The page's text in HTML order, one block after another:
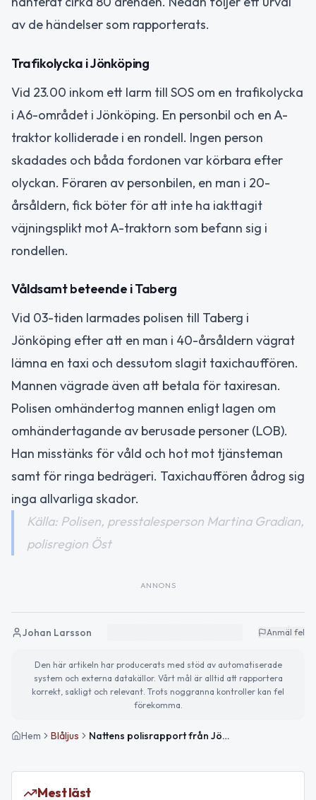
av de händelser som rapporterats.
Trafikolycka i Jönköping
Vid 23.00 inkom ett larm till SOS om en trafikolycka
i A6-området i Jönköping. En personbil och en A-
traktor kolliderade i en rondell. Ingen person
skadades och båda fordonen var körbara efter
olyckan. Föraren av personbilen, en man i 20-
årsåldern, fick böter för att inte ha iakttagit
väjningsplikt mot A-traktorn som befann sig i
rondellen.
Våldsamt beteende i Taberg
Vid 03-tiden larmades polisen till Taberg i
Jönköping efter att en man i 40-årsåldern vägrat
lämna en taxi och dessutom slagit taxichauffören.
Mannen vägrade även att betala för taxiresan.
Polisen omhändertog mannen enligt lagen om
omhändertagande av berusade personer (LOB).
Han misstänks för våld och hot mot tjänsteman
samt för ringa bedrägeri. Taxichauffören ådrog sig
inga allvarliga skador.
Källa: Polisen, presstalesperson Martina Gradian,
polisregion Öst
ANNONS
Johan Larsson Anmäl fel
Den här artikeln har producerats med stöd av automatiserade
system och externa datakällor. Vårt mål är alltid att rapportera
korrekt, sakligt och relevant. Trots noggranna kontroller kan fel
förekomma.
Hem Blåljus Nattens polisrapport från Jönköpings län: Trafikolycka och våldsamt beteende
Mest läst